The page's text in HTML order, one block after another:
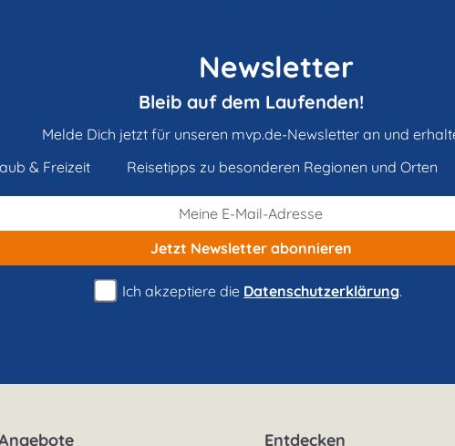
Newsletter
Bleib auf dem Laufenden!
Melde Dich jetzt für unseren mvp.de-Newsletter an und
& Freizeit
Reisetipps zu besonderen Regionen und Orten
Jetzt Newsletterabonnieren
Ich akzeptiere die Datenschutzerklärung.
Entdecken